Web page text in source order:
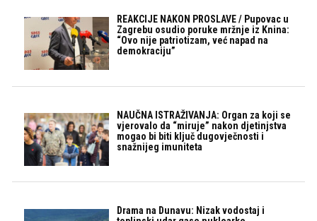
REAKCIJE NAKON PROSLAVE / Pupovac u
Zagrebu osudio poruke mržnje iz Knina:
“Ovo nije patriotizam, već napad na
demokraciju”
NAUČNA ISTRAŽIVANJA: Organ za koji se
vjerovalo da “miruje” nakon djetinjstva
mogao bi biti ključ dugovječnosti i
snažnijeg imuniteta
Drama na Dunavu: Nizak vodostaj i